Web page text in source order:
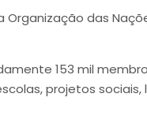
das
153 mil
projetos